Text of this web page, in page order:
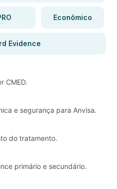
Econômico
Evidence
CMED.
e segurança para Anvisa.
do tratamento.
primário e secundário.